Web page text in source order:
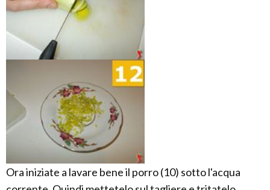
Ora iniziate a lavare bene il porro (10) sotto l'acqua